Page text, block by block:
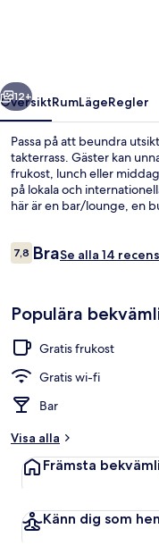
Nästa
12+
ÖversiktRumLägeRegler
Passa på att beundra
takterrass. Gäster kan
frukost, lunch eller
på lokala och
här är en bar/lounge, en
Recensioner
7,87,8 av 10,
BraSe alla 14
Populära
Gratis frukost
Gratis wi-fi
Bar
Visa alla
Främsta
Känn dig som